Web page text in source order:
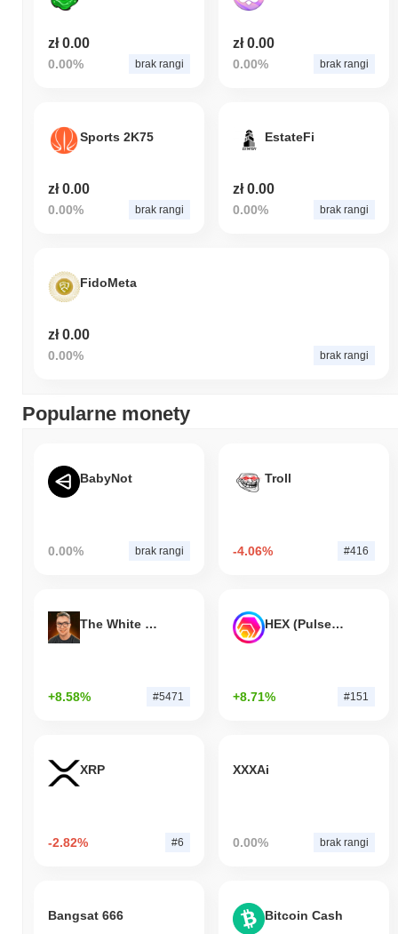
zł 0.00
0.00% brak rangi
zł 0.00
0.00% brak rangi
Sports 2K75
zł 0.00
0.00% brak rangi
EstateFi
zł 0.00
0.00% brak rangi
FidoMeta
zł 0.00
0.00% brak rangi
Popularne monety
BabyNot
0.00% brak rangi
Troll
-4.06% #416
The White Bull
+8.58% #5471
HEX (Pulsechain)
+8.71% #151
XRP
-2.82% #6
XXXAi
0.00% brak rangi
Bangsat 666 Bitcoin Cash